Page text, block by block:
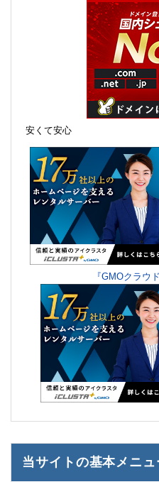
安くて安心
『GMOクラウ
当サイトの基本メニュ